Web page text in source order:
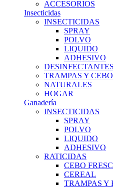
ACCESORIOS
Insecticidas
INSECTICIDAS
SPRAY
POLVO
LIQUIDO
ADHESIVO
DESINFECTANTES
TRAMPAS Y
NATURALES
HOGAR
Ganadería
INSECTICIDAS
SPRAY
POLVO
LIQUIDO
ADHESIVO
RATICIDAS
CEBO
CEREAL
TRAMPAS Y